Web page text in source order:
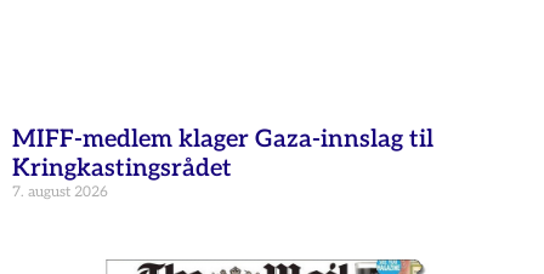
MIFF-medlem klager Gaza-innslag til
Kringkastingsrådet
7. august 2026